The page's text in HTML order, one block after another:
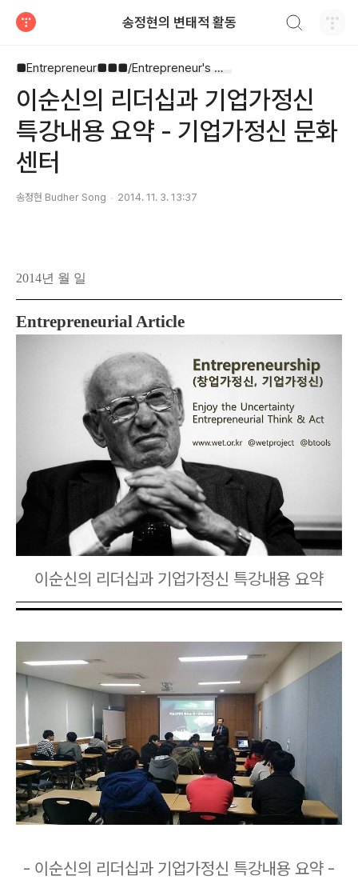
송정현의 변태적 활동
■Entrepreneur■■■/Entrepreneur's Way
이순신의 리더십과 기업가정신
특강내용 요약 - 기업가정신 문화
센터
송정현 Budher Song 2014. 11. 3. 13:37
2014년 월 일
Entrepreneurial Article
이순신의 리더십과 기업가정신 특강내용 요약
- 이순신의 리더십과 기업가정신 특강내용 요약 -